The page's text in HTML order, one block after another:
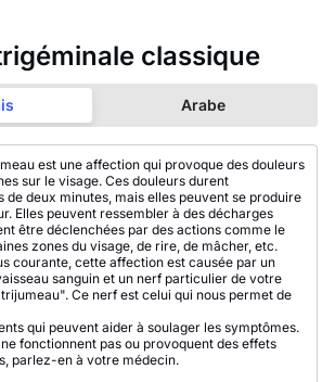
classique
Arabe
est une affection qui provoque des douleurs
sur le visage. Ces douleurs durent
de deux minutes, mais elles peuvent se produire
Elles peuvent ressembler à des décharges
être déclenchées par des actions comme le
zones du visage, de rire, de mâcher, etc.
courante, cette affection est causée par un
sanguin et un nerf particulier de votre
Ce nerf est celui qui nous permet de
qui peuvent aider à soulager les symptômes.
fonctionnent pas ou provoquent des effets
parlez-en à votre médecin.